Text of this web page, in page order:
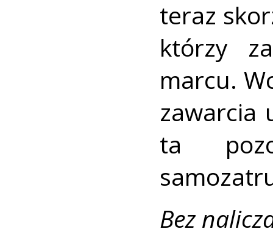
teraz
którzy
marcu.
zawarcia
ta
Bez